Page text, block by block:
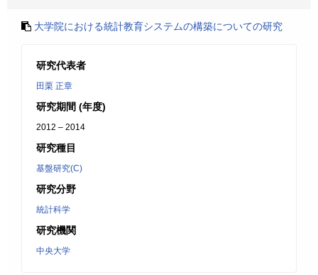
大学院における統計教育システムの構築についての研究
研究代表者
田栗 正章
研究期間 (年度)
2012 – 2014
研究種目
基盤研究(C)
研究分野
統計科学
研究機関
中央大学